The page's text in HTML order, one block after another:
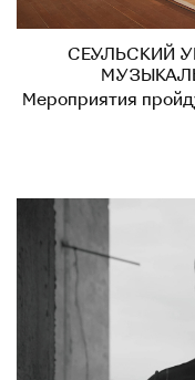
СЕУЛЬСКИЙ
Мероприятия